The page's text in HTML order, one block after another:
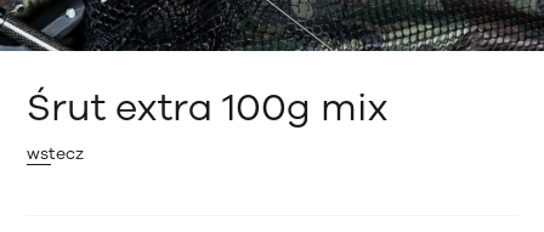
Śrut extra 100g mix
wstecz